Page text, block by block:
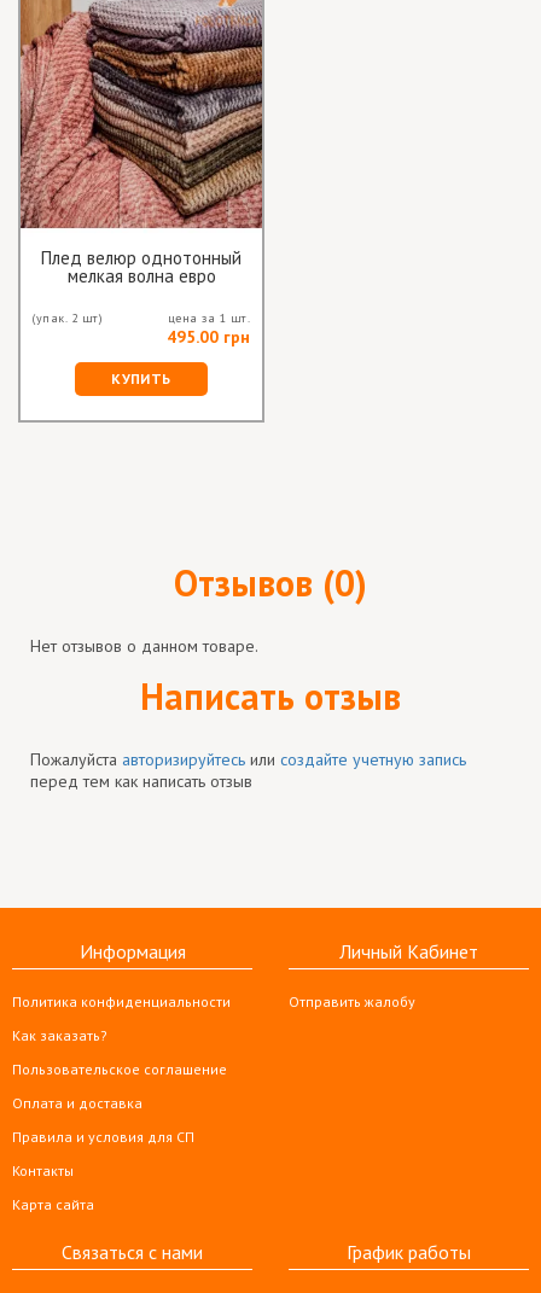
Плед велюр однотонный
мелкая волна евро
(упак. 2 шт) цена за 1 шт.
495.00 грн
КУПИТЬ
Отзывов (0)
Нет отзывов о данном товаре.
Написать отзыв
Пожалуйста авторизируйтесь или создайте учетную запись
перед тем как написать отзыв
Информация
Политика конфиденциальности
Как заказать?
Пользовательское соглашение
Оплата и доставка
Правила и условия для СП
Контакты
Карта сайта
Личный Кабинет
Отправить жалобу
Связаться с нами График работы